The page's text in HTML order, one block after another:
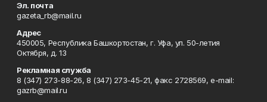
Эл. почта
gazeta_rb@mail.ru
Адрес
450005, Республика Башкортостан, г. Уфа, ул. 50-летия
Октября, д. 13
Рекламная служба
8 (347) 273-88-26, 8 (347) 273-45-21, факс 2728569, e-mail:
gazrb@mail.ru